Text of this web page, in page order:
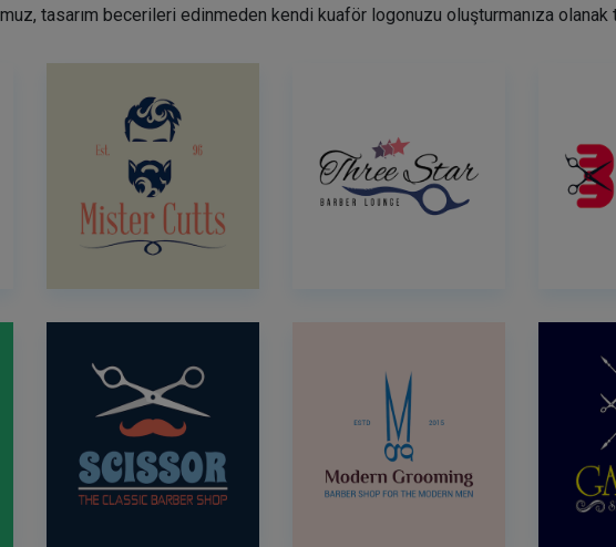
tasarım becerileri edinmeden kendi kuaför logonuzu oluşturmanıza olanak